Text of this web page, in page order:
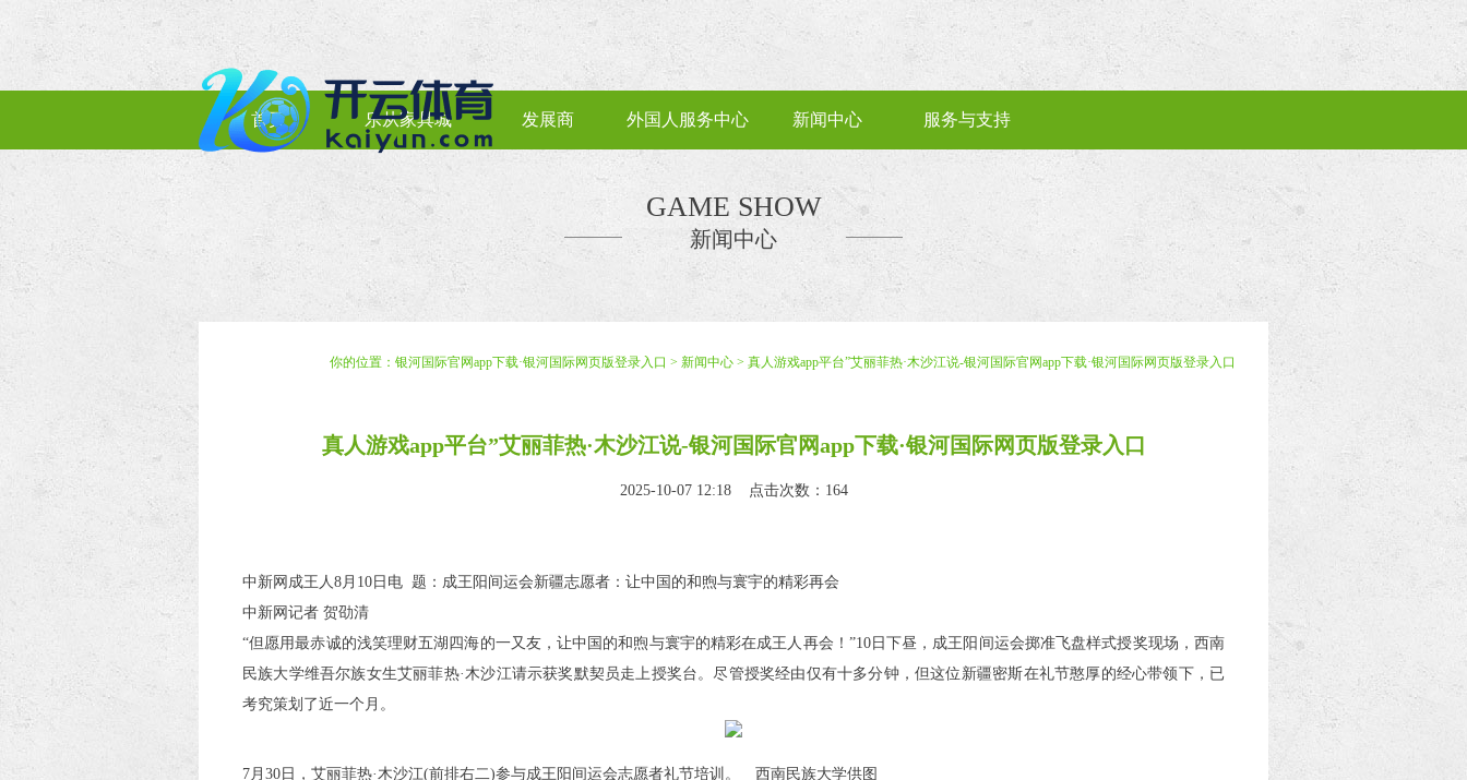
首页 乐从家具城 发展商 外国人服务中心 新闻中心 服务与支持
GAME SHOW
新闻中心
你的位置： 银河国际官网app下载·银河国际网页版登录入口 > 新闻中心 > 真人游戏app平台”艾丽菲热·木沙江说-银河国际官网app下载·银河国际网页版登录入口
真人游戏app平台”艾丽菲热·木沙江说-银河国际官网app下载·银河国际网页版登录入口
2025-10-07 12:18 点击次数：164
中新网成王人8月10日电 题：成王阳间运会新疆志愿者：让中国的和煦与寰宇的精彩再会
中新网记者 贺劭清
“但愿用最赤诚的浅笑理财五湖四海的一又友，让中国的和煦与寰宇的精彩在成王人再会！”10日下昼，成王阳间运会掷准飞盘样式授奖现场，西南
民族大学维吾尔族女生艾丽菲热·木沙江请示获奖默契员走上授奖台。尽管授奖经由仅有十多分钟，但这位新疆密斯在礼节憨厚的经心带领下，已
考究策划了近一个月。
7月30日，艾丽菲热·木沙江(前排右二)参与成王阳间运会志愿者礼节培训。 西南民族大学供图